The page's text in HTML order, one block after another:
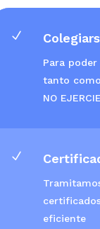
N
Para
tanto como
NO
N
eficiente